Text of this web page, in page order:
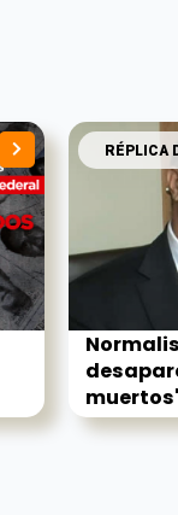
RÉPLICA